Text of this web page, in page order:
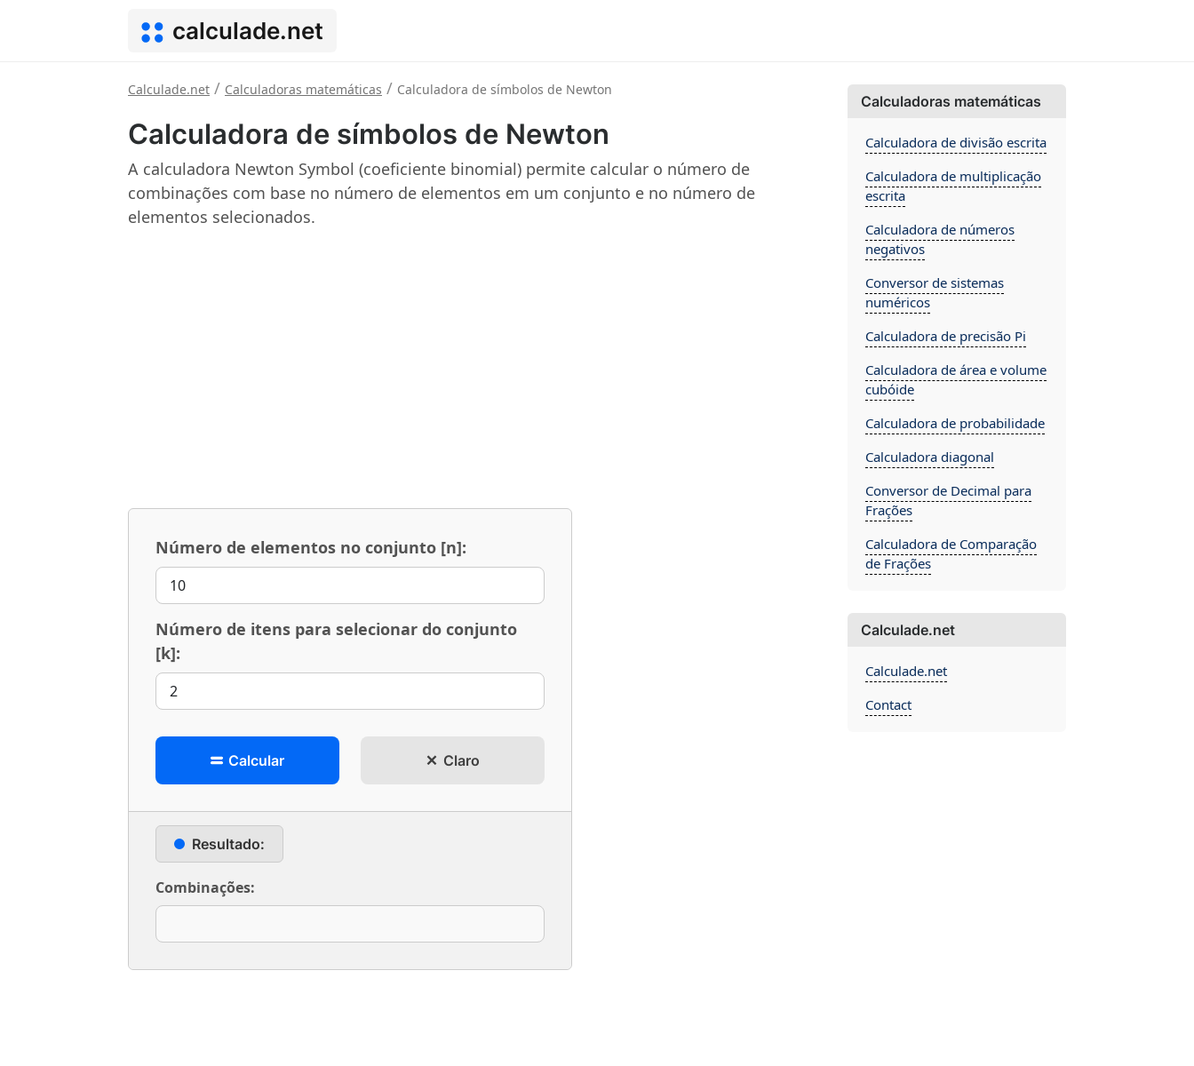
calculade.net
Calculade.net / Calculadoras matemáticas / Calculadora de símbolos de Newton
Calculadora de símbolos de Newton
A calculadora Newton Symbol (coeficiente binomial) permite calcular o número de
combinações com base no número de elementos em um conjunto e no número de
elementos selecionados.
Número de elementos no conjunto [n]:
Número de itens para selecionar do conjunto
[k]:
Calcular Claro
Resultado:
Combinações:
Calculadoras matemáticas
Calculadora de divisão escrita
Calculadora de multiplicação
escrita
Calculadora de números
negativos
Conversor de sistemas
numéricos
Calculadora de precisão Pi
Calculadora de área e volume
cubóide
Calculadora de probabilidade
Calculadora diagonal
Conversor de Decimal para
Frações
Calculadora de Comparação
de Frações
Calculade.net
Calculade.net
Contact